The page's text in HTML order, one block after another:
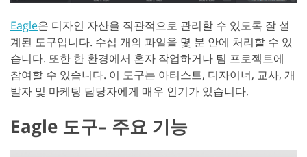
Eagle은 디자인 자산을 직관적으로 관리할 수 있도록 잘 설
계된 도구입니다. 수십 개의 파일을 몇 분 안에 처리할 수 있
습니다. 또한 한 환경에서 혼자 작업하거나 팀 프로젝트에
참여할 수 있습니다. 이 도구는 아티스트, 디자이너, 교사, 개
발자 및 마케팅 담당자에게 매우 인기가 있습니다.
Eagle 도구– 주요 기능